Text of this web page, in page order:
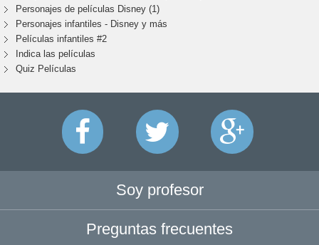
Personajes de películas Disney (1)
Personajes infantiles - Disney y más
Películas infantiles #2
Indica las películas
Quiz Películas
Soy profesor
Preguntas frecuentes